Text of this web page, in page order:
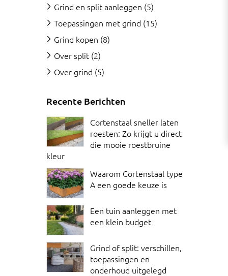
Grind en split aanleggen (5)
Toepassingen met grind (15)
Grind kopen (8)
Over split (2)
Over grind (5)
Recente Berichten
Cortenstaal sneller laten
roesten: Zo krijgt u direct
die mooie roestbruine
kleur
Waarom Cortenstaal type
A een goede keuze is
Een tuin aanleggen met
een klein budget
Grind of split: verschillen,
toepassingen en
onderhoud uitgelegd